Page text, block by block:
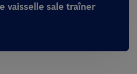
vaisselle sale traîner